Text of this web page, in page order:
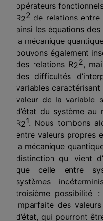
opérateurs
R22 de relations
ainsi les équations
la mécanique
pouvons également
des relations R22,
des difficultés
variables
valeur de la variable
d’état du système au
R21. Nous tombons
entre valeurs propres
la mécanique
distinction qui vient
que celle entre
systèmes
troisième possi­bilité
imparfaite des
d’état, qui pourront